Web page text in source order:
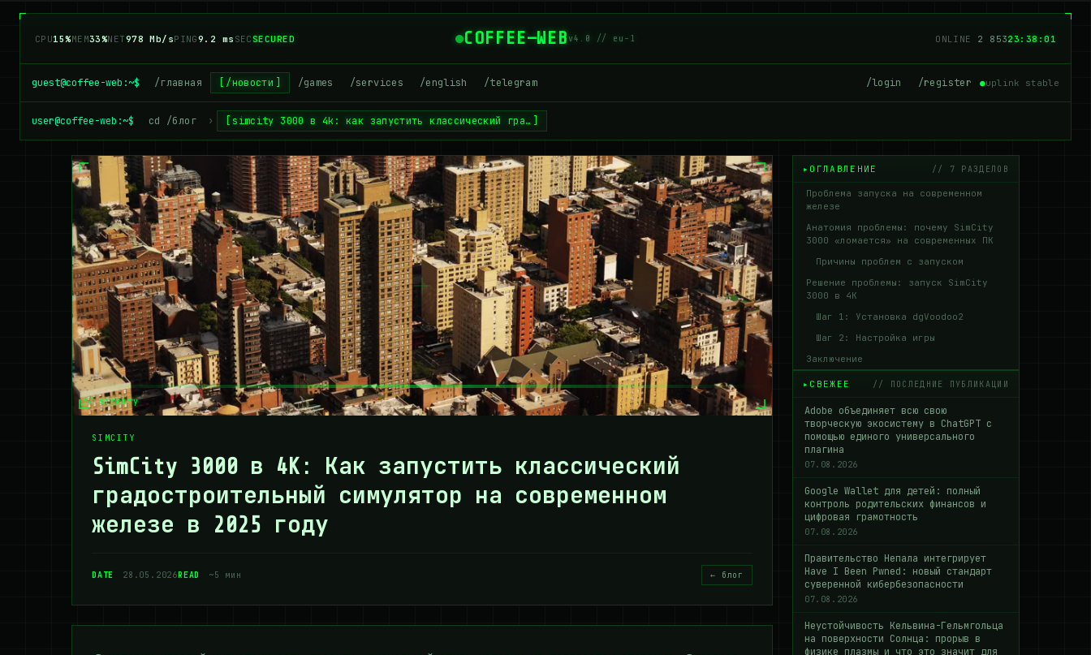
CPU16%MEM32%NET961 Mb/sPING9.2 ms SECSECURED COFFEE—WEBv4.0 // eu-1 ONLINE 2 85023:38:02
guest@coffee-web:~$ /главная /новости /games /services /english /telegram /login /register ●uplink stable
user@coffee-web:~$ cd /блог › simcity 3000 в 4k: как запустить классический гра…
// simcity
SIMCITY
SimCity 3000 в 4K: Как запустить классический
градостроительный симулятор на современном
железе в 2025 году
DATE 28.05.2026READ ~5 мин ← блог
ОГЛАВЛЕНИЕ // 7 РАЗДЕЛОВ
Проблема запуска на современном
железе
Анатомия проблемы: почему SimCity
3000 «ломается» на современных ПК
Причины проблем с запуском
Решение проблемы: запуск SimCity
3000 в 4K
Шаг 1: Установка dgVoodoo2
Шаг 2: Настройка игры
Заключение
СВЕЖЕЕ // ПОСЛЕДНИЕ ПУБЛИКАЦИИ
Adobe объединяет всю свою
творческую экосистему в ChatGPT с
помощью единого универсального
плагина
07.08.2026
Google Wallet для детей: полный
контроль родительских финансов и
цифровая грамотность
07.08.2026
Правительство Непала интегрирует
Have I Been Pwned: новый стандарт
суверенной кибербезопасности
07.08.2026
Неустойчивость Кельвина-Гельмгольца
на поверхности Солнца: прорыв в
физике плазмы и что это значит для